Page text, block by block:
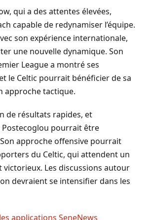
qui a des attentes élevées,
capable de redynamiser l’équipe.
son expérience internationale,
une nouvelle dynamique. Son
League a montré ses
le Celtic pourrait bénéficier de sa
approche tactique.
de résultats rapides, et
Postecoglou pourrait être
approche offensive pourrait
du Celtic, qui attendent un
victorieux. Les discussions autour
devraient se intensifier dans les